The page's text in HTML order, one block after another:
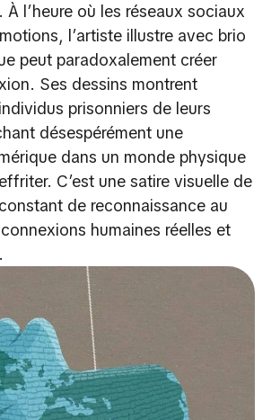
l’heure où les réseaux sociaux
l’artiste illustre avec brio
peut paradoxalement créer
Ses dessins montrent
prisonniers de leurs
désespérément une
dans un monde physique
C’est une satire visuelle de
de reconnaissance au
humaines réelles et